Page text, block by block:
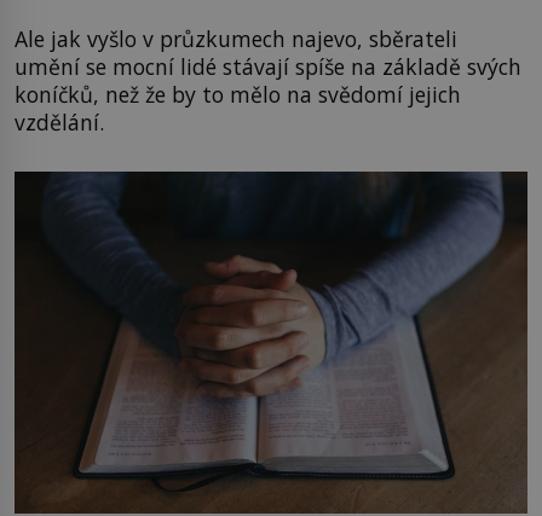
Ale jak vyšlo v průzkumech najevo, sběrateli
umění se mocní lidé stávají spíše na základě svých
koníčků, než že by to mělo na svědomí jejich
vzdělání.